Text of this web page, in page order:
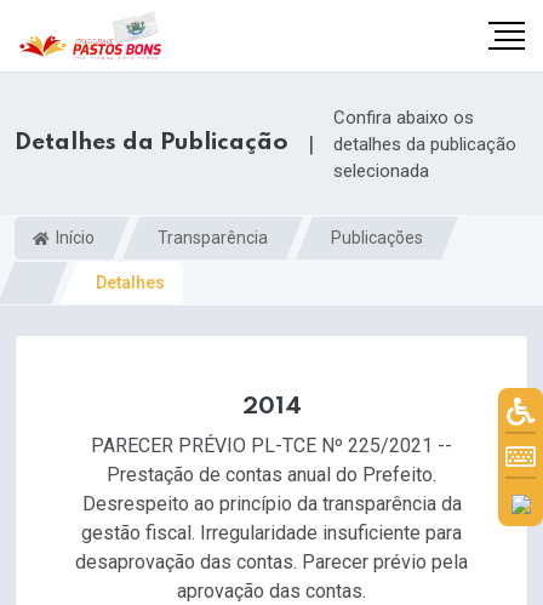
Detalhes da Publicação |
Confira abaixo os
detalhes da publicação
selecionada
Início Transparência Publicações
Detalhes
2014
PARECER PRÉVIO PL-TCE Nº 225/2021 --
Prestação de contas anual do Prefeito.
Desrespeito ao princípio da transparência da
gestão fiscal. Irregularidade insuficiente para
desaprovação das contas. Parecer prévio pela
aprovação das contas.